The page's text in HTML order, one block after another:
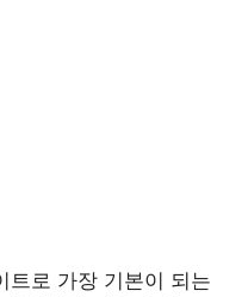
트로 가장 기본이 되는